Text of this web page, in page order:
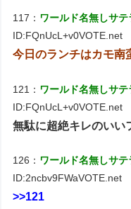
117： ワールド名無しサテ
ID:FQnUcL+v0VOTE.net
今日のランチはカモ南
121： ワールド名無しサテ
ID:FQnUcL+v0VOTE.net
無駄に超絶キレのいい
126： ワールド名無しサテ
ID:2ncbv9FWaVOTE.net
>>121